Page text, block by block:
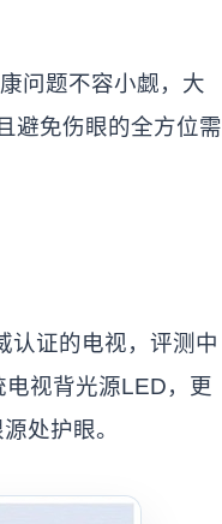
问题不容小觑，大
避免伤眼的全方位需
认证的电视，评测中
视背光源LED，更
处护眼。